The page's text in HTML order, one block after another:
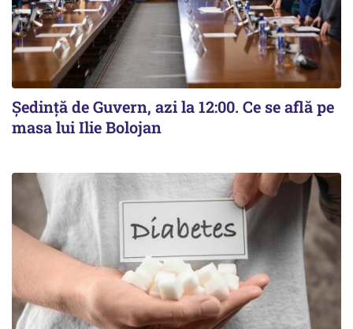
Ședință de Guvern, azi la 12:00. Ce se află pe
masa lui Ilie Bolojan